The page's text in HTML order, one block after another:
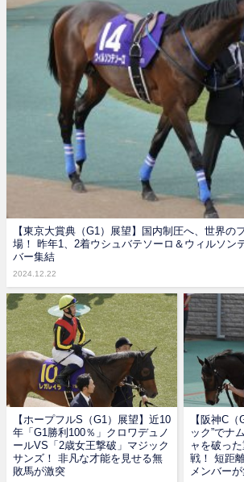
【東京大賞典（G1）展望】国内制圧へ、世界の
場！ 昨年1、2着ウシュバテソーロ＆ウィルソン
バー集結
2024.12.22
【ホープフルS（G1）展望】近10
年「G1勝利100％」クロワデュノ
ールVS「2歳女王撃破」マジック
サンズ！ 非凡な才能を見せる無
敗馬が激突
【阪神C
ック”でナ
ャを破っ
戦！ 短距
メンバー